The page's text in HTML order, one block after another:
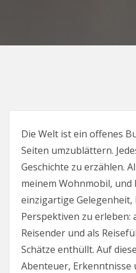
Die Welt ist ein offenes
Seiten umzublättern.
Geschichte zu erzählen.
meinem Wohnmobil, und
einzigartige Gelegenheit,
Perspektiven zu erleben:
Reisender und als
Schätze enthüllt. Auf
Abenteuer, Erkenntnisse